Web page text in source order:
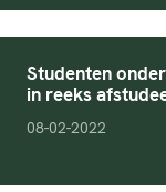
Studenten
in reeks
pubDate
08-02-2022